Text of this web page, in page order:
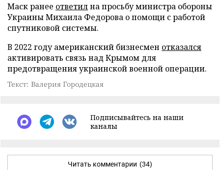
Маск ранее ответилна просьбу министра обороны
Украины Михаила Федорова о помощи с работой
спутниковой системы.
В 2022 году американский бизнесмен отказался
активировать связь над Крымом для
предотвращения украинской военной операции.
Текст: Валерия Городецкая
Подписывайтесь на наши
каналы
Читать комментарии (34)